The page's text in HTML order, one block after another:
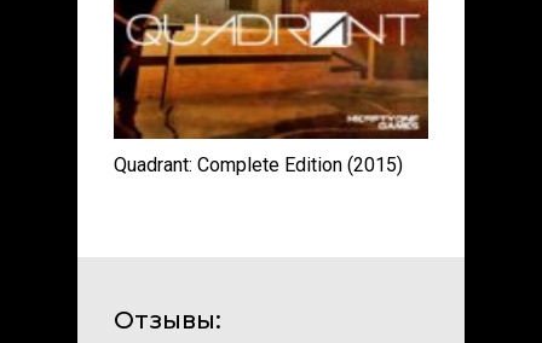
Quadrant: Complete Edition (2015)
Отзывы: